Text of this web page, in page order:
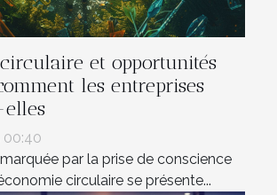
et opportunités
les entreprises
elles
00:40
par la prise de conscience
circulaire se présente...